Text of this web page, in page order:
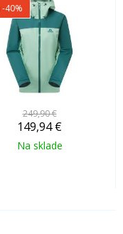
-40%
249,90 €
149,94 €
Na sklade